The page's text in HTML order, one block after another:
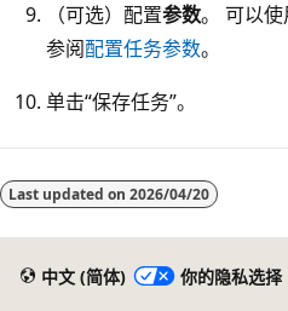
（可选）配置参数。 可以使
参阅配置任务参数。
单击“保存任务”。
阅
读Last updated on 2026/04/20
中文 (简体) 你的隐私选择